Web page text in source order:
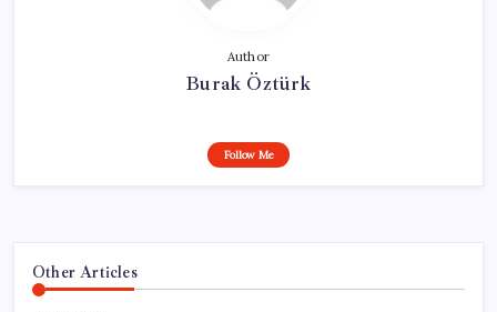
Author
Burak Öztürk
Follow Me
Other Articles